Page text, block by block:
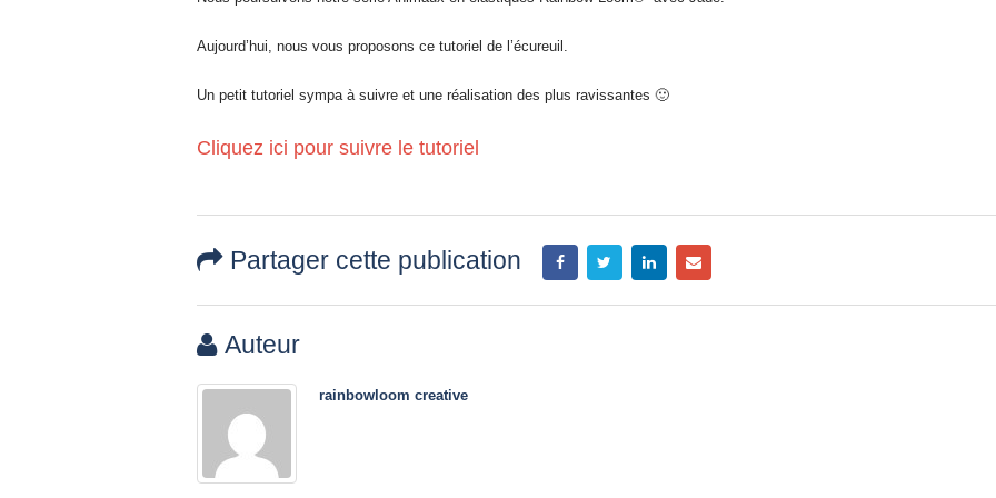
Aujourd’hui, nous vous proposons ce tutoriel de l’écureuil.
Un petit tutoriel sympa à suivre et une réalisation des plus ravissantes 🙂
Cliquez ici pour suivre le tutoriel
Partager cette publication
Auteur
rainbowloom creative
gamme des Trios
recyclé et rechargeables à offrir
ou à s’offrir !
-25% sur tout le site pour
préparer la fête des Mères
24 juin 2026
-25% sur tout le site pour